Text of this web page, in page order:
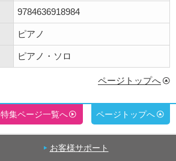
9784636918984
ピアノ
ピアノ・ソロ
ページトップへ
特集ページ一覧へ ページトップへ
お客様サポート